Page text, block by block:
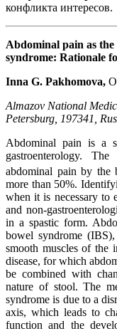
конфликта интересов.
Abdominal pain as
syndrome: Rationale
Inna G. Pakhomova,
Almazov National
Petersburg, 197341,
Abdominal pain is a
gastroenterology.
abdominal pain by the
more than 50%.
when it is necessary to
and non-
in a spastic form.
bowel syndrome
smooth muscles of the
disease, for which
be combined with
nature of stool. The
syndrome is due to a
axis, which leads to
function and the